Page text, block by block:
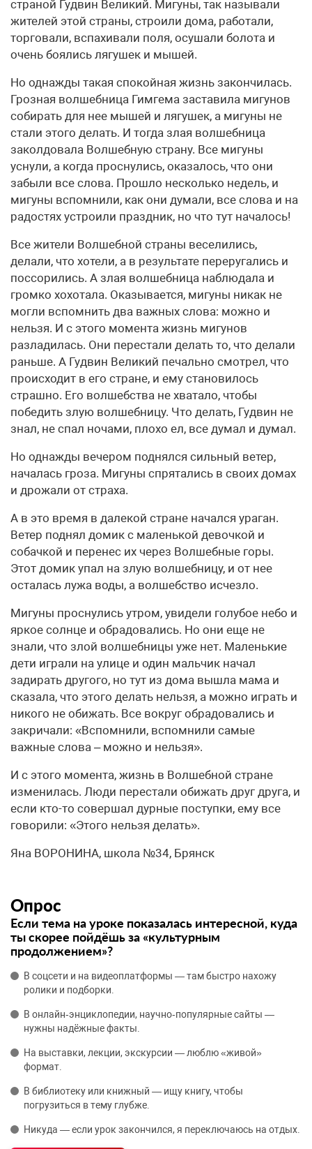
страной Гудвин Великий. Мигуны, так называли
жителей этой страны, строили дома, работали,
торговали, вспахивали поля, осушали болота и
очень боялись лягушек и мышей.
Но однажды такая спокойная жизнь закончилась.
Грозная волшебница Гимгема заставила мигунов
собирать для нее мышей и лягушек, а мигуны не
стали этого делать. И тогда злая волшебница
заколдовала Волшебную страну. Все мигуны
уснули, а когда проснулись, оказалось, что они
забыли все слова. Прошло несколько недель, и
мигуны вспомнили, как они думали, все слова и на
радостях устроили праздник, но что тут началось!
Все жители Волшебной страны веселились,
делали, что хотели, а в результате переругались и
поссорились. А злая волшебница наблюдала и
громко хохотала. Оказывается, мигуны никак не
могли вспомнить два важных слова: можно и
нельзя. И с этого момента жизнь мигунов
разладилась. Они перестали делать то, что делали
раньше. А Гудвин Великий печально смотрел, что
происходит в его стране, и ему становилось
страшно. Его волшебства не хватало, чтобы
победить злую волшебницу. Что делать, Гудвин не
знал, не спал ночами, плохо ел, все думал и думал.
Но однажды вечером поднялся сильный ветер,
началась гроза. Мигуны спрятались в своих домах
и дрожали от страха.
А в это время в далекой стране начался ураган.
Ветер поднял домик с маленькой девочкой и
собачкой и перенес их через Волшебные горы.
Этот домик упал на злую волшебницу, и от нее
осталась лужа воды, а волшебство исчезло.
Мигуны проснулись утром, увидели голубое небо и
яркое солнце и обрадовались. Но они еще не
знали, что злой волшебницы уже нет. Маленькие
дети играли на улице и один мальчик начал
задирать другого, но тут из дома вышла мама и
сказала, что этого делать нельзя, а можно играть и
никого не обижать. Все вокруг обрадовались и
закричали: «Вспомнили, вспомнили самые
важные слова – можно и нельзя».
И с этого момента, жизнь в Волшебной стране
изменилась. Люди перестали обижать друг друга, и
если кто-то совершал дурные поступки, ему все
говорили: «Этого нельзя делать».
Яна ВОРОНИНА, школа №34, Брянск
Опрос
Если тема на уроке показалась интересной, куда
ты скорее пойдёшь за «культурным
продолжением»?
В соцсети и на видеоплатформы — там быстро нахожу
ролики и подборки.
В онлайн‑энциклопедии, научно‑популярные сайты —
нужны надёжные факты.
На выставки, лекции, экскурсии — люблю «живой»
формат.
В библиотеку или книжный — ищу книгу, чтобы
погрузиться в тему глубже.
Никуда — если урок закончился, я переключаюсь на отдых.